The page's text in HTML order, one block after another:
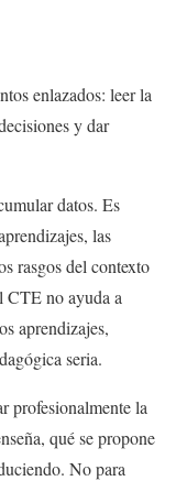
enlazados: leer la
y dar
datos. Es
las
rasgos del contexto
CTE no ayuda a
aprendizajes,
seria.
profesionalmente la
qué se propone
No para